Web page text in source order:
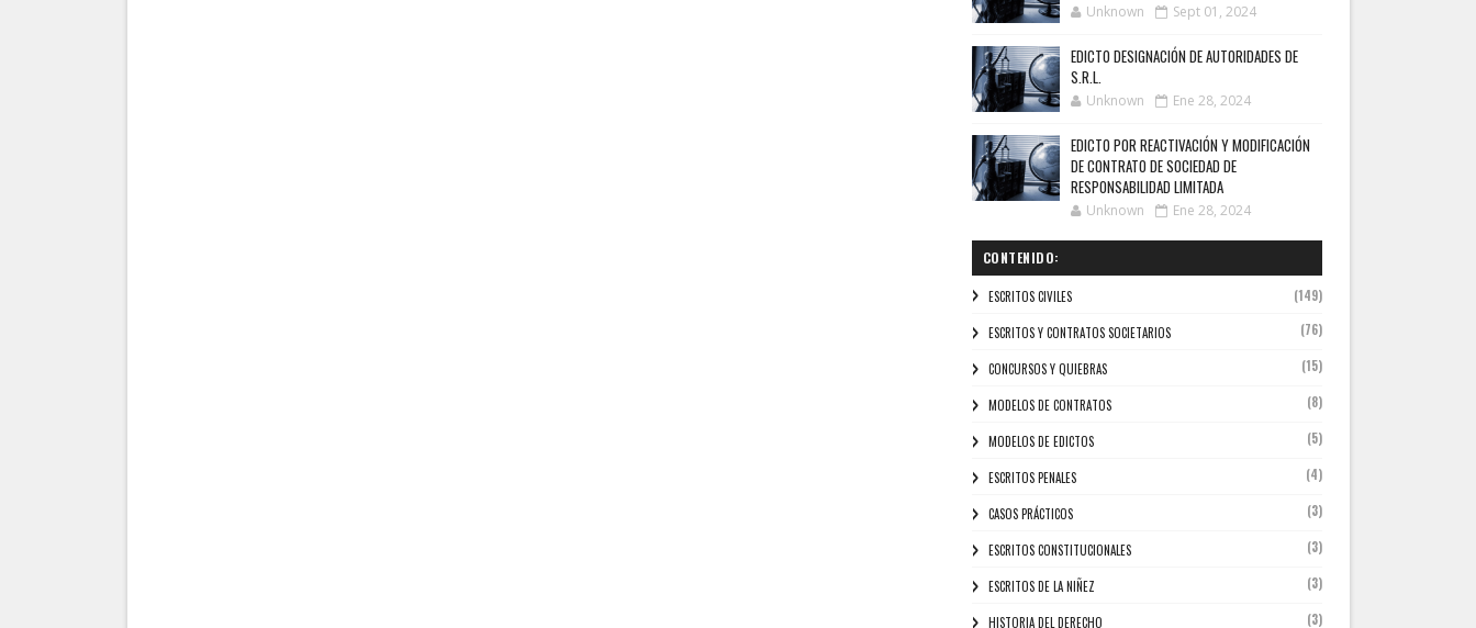
Unknown Sept 01, 2024
EDICTO DESIGNACIÓN DE AUTORIDADES DE
S.R.L.
Unknown Ene 28, 2024
EDICTO POR REACTIVACIÓN Y MODIFICACIÓN
DE CONTRATO DE SOCIEDAD DE
RESPONSABILIDAD LIMITADA
Unknown Ene 28, 2024
CONTENIDO:
ESCRITOS CIVILES (149)
ESCRITOS Y CONTRATOS SOCIETARIOS (76)
CONCURSOS Y QUIEBRAS (15)
MODELOS DE CONTRATOS (8)
MODELOS DE EDICTOS (5)
ESCRITOS PENALES (4)
CASOS PRÁCTICOS (3)
ESCRITOS CONSTITUCIONALES (3)
ESCRITOS DE LA NIÑEZ (3)
HISTORIA DEL DERECHO (3)